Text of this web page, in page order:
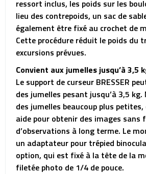
ressort inclus, les poids sur les
lieu des contrepoids, un sac de
également être fixé au crochet de
Cette procédure réduit le poids du
excursions prévues.
Convient aux jumelles jusqu’à 3,5
Le support de curseur BRESSER
des jumelles pesant jusqu’à 3,5
des jumelles beaucoup plus
aide pour obtenir des images sans
d’observations à long terme. Le
un adaptateur pour trépied
option, qui est fixé à la tête de la
filetée photo de 1/4 de pouce.